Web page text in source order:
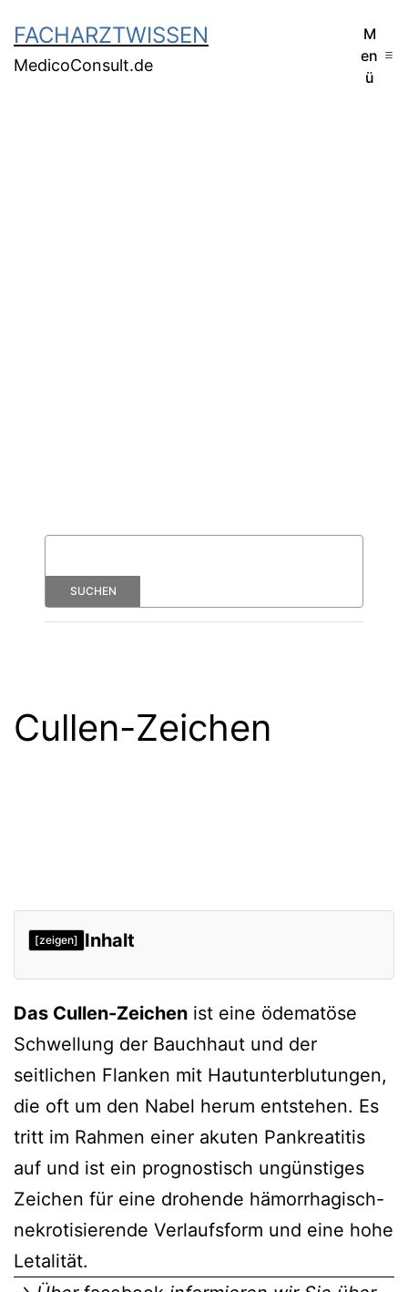
FACHARZTWISSEN
MedicoConsult.de
M
en
ü
Cullen-Zeichen
[zeigen] Inhalt
Verweise
Das Cullen-Zeichen ist eine ödematöse
Schwellung der Bauchhaut und der
seitlichen Flanken mit Hautunterblutungen,
die oft um den Nabel herum entstehen. Es
tritt im Rahmen einer akuten Pankreatitis
auf und ist ein prognostisch ungünstiges
Zeichen für eine drohende hämorrhagisch-
nekrotisierende Verlaufsform und eine hohe
Letalität.